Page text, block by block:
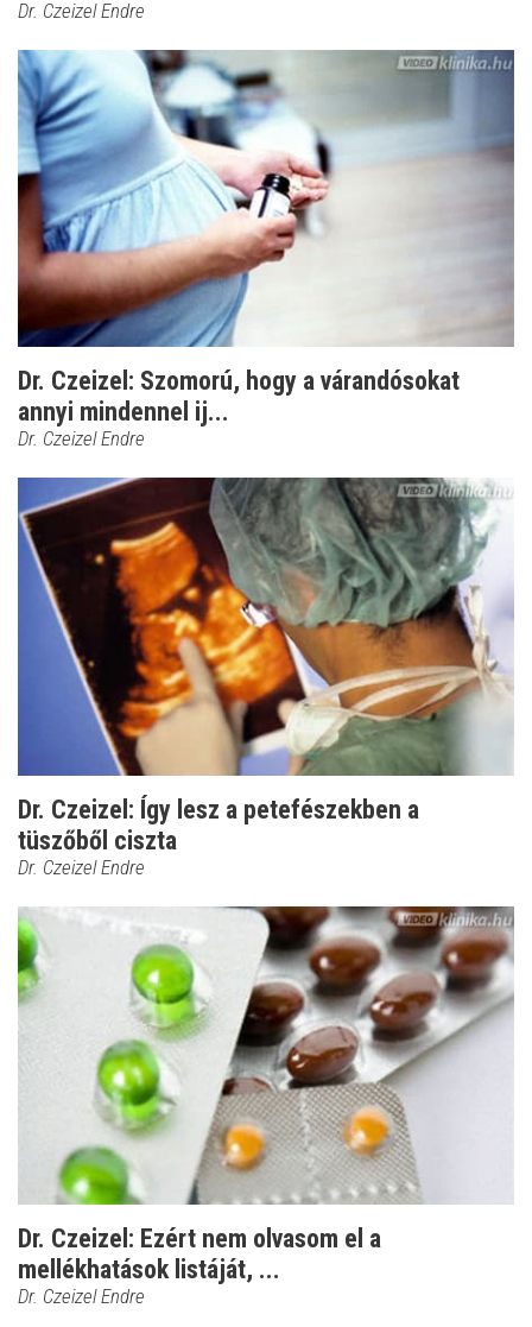
Dr. Czeizel Endre
Dr. Czeizel: Szomorú, hogy a várandósokat
annyi mindennel ij...
Dr. Czeizel Endre
Dr. Czeizel: Így lesz a petefészekben a
tüszőből ciszta
Dr. Czeizel Endre
Dr. Czeizel: Ezért nem olvasom el a
mellékhatások listáját, ...
Dr. Czeizel Endre